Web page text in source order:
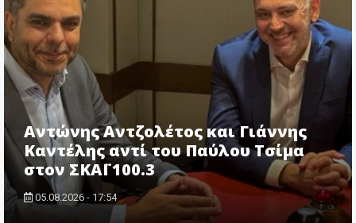
Αντώνης Αντζολέτος και Γιάννης
Καντέλης αντί του Παύλου Τσίμα
στον ΣΚΑΪ 100.3
05.08.2026 - 17:54